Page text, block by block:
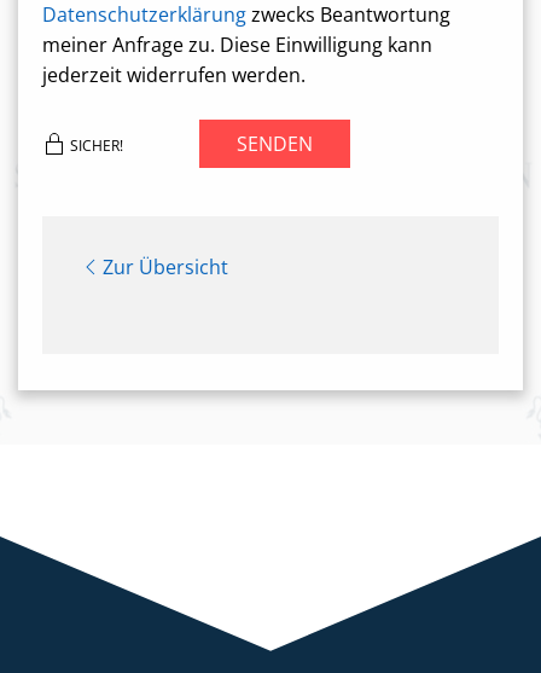
Datenschutzerklärungzwecks Beantwortung
meiner Anfrage zu. Diese Einwilligung kann
jederzeit widerrufen werden.
SICHER! SENDEN
Zur Übersicht